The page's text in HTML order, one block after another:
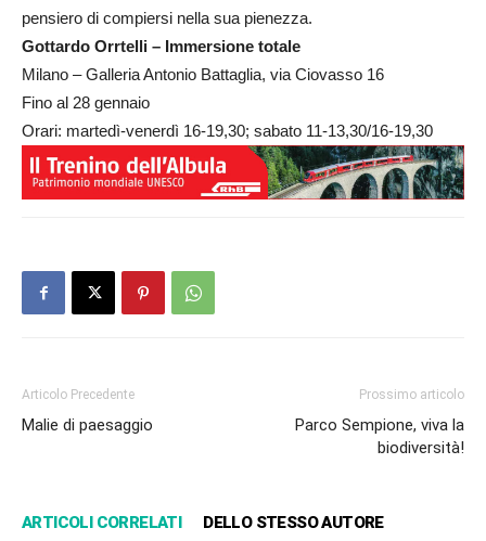
pensiero di compiersi nella sua pienezza.
Gottardo Orrtelli – Immersione totale
Milano – Galleria Antonio Battaglia, via Ciovasso 16
Fino al 28 gennaio
Orari: martedì-venerdì 16-19,30; sabato 11-13,30/16-19,30
Articolo Precedente
Malie di paesaggio
Prossimo articolo
Parco Sempione, viva la
biodiversità!
ARTICOLI CORRELATI DELLO STESSO AUTORE